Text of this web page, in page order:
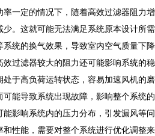
一定的情况下，随着高效过滤器阻力增
。这就可能无法满足系统原本设计所需
统的换气效果，导致室内空气质量下降
效过滤器较大的阻力还可能影响系统的稳
于高负荷运转状态，容易加速风机的磨
能导致系统出现故障，影响整个系统的
影响系统内的压力分布，引发漏风等问
性能，需要对整个系统进行优化调整来